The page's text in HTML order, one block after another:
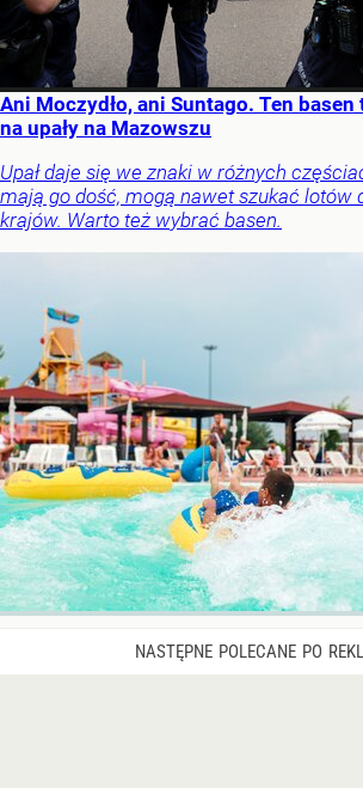
Ani Moczydło, ani Suntago. Ten
na upały na Mazowszu
Upał daje się we znaki w różnych
mają go dość, mogą nawet szukać lotów
krajów. Warto też wybrać basen.